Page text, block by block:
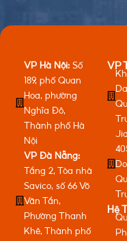
VP Hà Nội: Số
189, phố Quan
Hoa, phường
Nghĩa Đô,
Thành phố Hà
Nội
VP Đà Nẵng:
Tầng 2, Tòa nhà
Savico, số 66 Võ
Văn Tần,
Phường Thanh
Khê, Thành phố
VP
Hệ